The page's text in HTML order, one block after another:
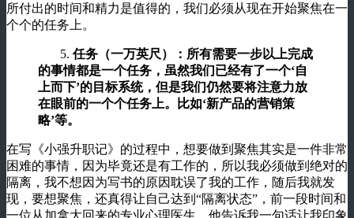
所付出的时间和精力是值得的，我们必须从现在开始聚焦在一
个个的任务上。
5. 任务（一万英尺）：所有需要一步以上完成
的事情都是一个任务，虽然我们已经有了一个‘自
上而下’的目标系统，但是我们仍然要将注意力放
在眼前的一个个任务上。比如‘新产品的营销策
略’等。
在写《小强升职记》的过程中，想要做到聚焦其实是一件非常
困难的事情，因为毕竟还是有工作的，所以我必须做到绝对的
隔离，我不想因为写书的原因耽误了我的工作，随后我就发
现，要想聚焦，还真得让自己达到“隔离状态”，前一段时间和
一位从加拿大回来的专业心理医生，他告诉我一句话让我印象